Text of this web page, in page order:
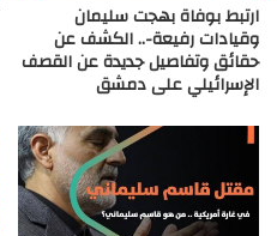
ارتبط بوفاة بهجت سليمان
وقيادات رفيعة-.. الكشف عن
حقائق وتفاصيل جديدة عن القصف
الإسرائيلي على دمشق